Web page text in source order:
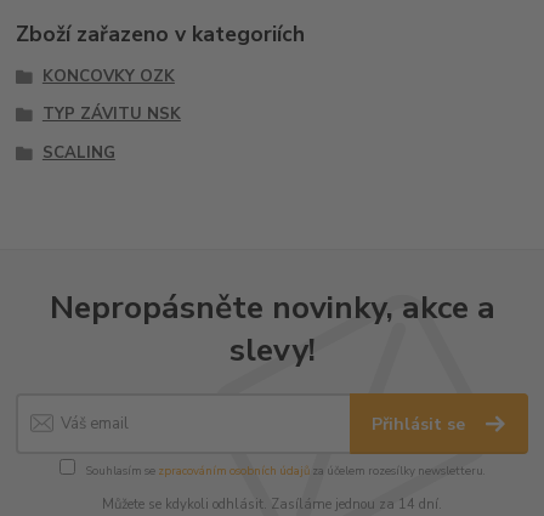
Zboží zařazeno v kategoriích
KONCOVKY OZK
TYP ZÁVITU NSK
SCALING
Nepropásněte novinky, akce a
slevy!
Přihlásit se
Souhlasím se zpracováním osobních údajůza účelem rozesílky newsletteru.
Můžete se kdykoli odhlásit. Zasíláme jednou za 14 dní.